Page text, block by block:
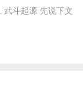
斗起源 先说下文